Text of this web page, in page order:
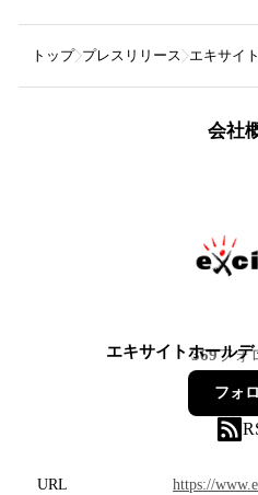
トップ プレスリリース エキサイ
会社
エキサイトホール
369フォ
フォ
URL
https://